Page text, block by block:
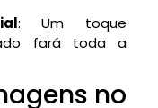
: Um toque
fará toda a
no